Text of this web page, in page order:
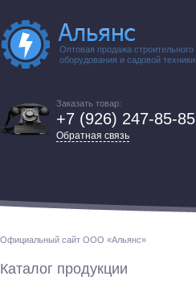
Оптовая продажа строительного
оборудования и садовой техники
Заказать товар:
+7 (926) 247-85-85
Обратная связь
Официальный сайт ООО «Альянс»
Каталог продукции